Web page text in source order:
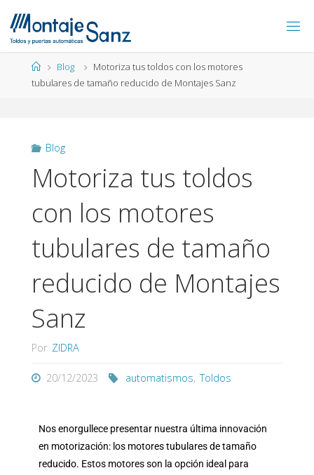
Blog
Motoriza tus toldos con los motores
tubulares de tamaño reducido de Montajes Sanz
Blog
Motoriza tus toldos
con los motores
tubulares de tamaño
reducido de Montajes
Sanz
Por ZIDRA
20/12/2023 automatismos, Toldos
Nos enorgullece presentar nuestra última innovación
en motorización: los motores tubulares de tamaño
reducido. Estos motores son la opción ideal para